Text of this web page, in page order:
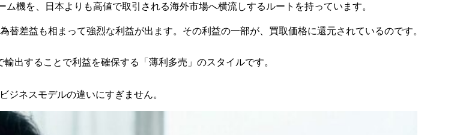
機を、日本よりも高値で取引される海外市場へ横流しするルートを持っています。
替差益も相まって強烈な利益が出ます。その利益の一部が、買取価格に還元されているのです。
出することで利益を確保する「薄利多売」のスタイルです。
ジネスモデルの違いにすぎません。